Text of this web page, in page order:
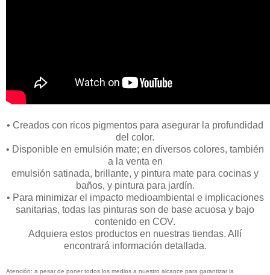
• Creados con ricos pigmentos para asegurar la profundidad
del color.
• Disponible en emulsión mate; en diversos colores, también
a la venta en
emulsión satinada, brillante, y pintura mate para cocinas y
baños, y pintura para jardín.
• Para minimizar el impacto medioambiental e implicaciones
sanitarias, todas las pinturas son de base acuosa y bajo
contenido en COV.
Adquiera estos productos en nuestras tiendas. Allí
encontrará información detallada.
Atención: a pesar de poner todos los medios a nuestro alcance para garantizar la